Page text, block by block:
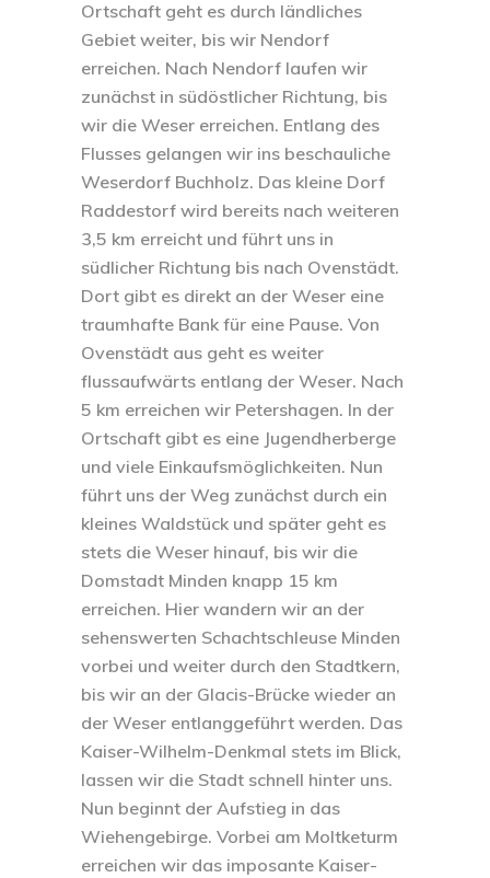
Ortschaft geht es durch ländliches
Gebiet weiter, bis wir Nendorf
erreichen. Nach Nendorf laufen wir
zunächst in südöstlicher Richtung, bis
wir die Weser erreichen. Entlang des
Flusses gelangen wir ins beschauliche
Weserdorf Buchholz. Das kleine Dorf
Raddestorf wird bereits nach weiteren
3,5 km erreicht und führt uns in
südlicher Richtung bis nach Ovenstädt.
Dort gibt es direkt an der Weser eine
traumhafte Bank für eine Pause. Von
Ovenstädt aus geht es weiter
flussaufwärts entlang der Weser. Nach
5 km erreichen wir Petershagen. In der
Ortschaft gibt es eine Jugendherberge
und viele Einkaufsmöglichkeiten. Nun
führt uns der Weg zunächst durch ein
kleines Waldstück und später geht es
stets die Weser hinauf, bis wir die
Domstadt Minden knapp 15 km
erreichen. Hier wandern wir an der
sehenswerten Schachtschleuse Minden
vorbei und weiter durch den Stadtkern,
bis wir an der Glacis-Brücke wieder an
der Weser entlanggeführt werden. Das
Kaiser-Wilhelm-Denkmal stets im Blick,
lassen wir die Stadt schnell hinter uns.
Nun beginnt der Aufstieg in das
Wiehengebirge. Vorbei am Moltketurm
erreichen wir das imposante Kaiser-